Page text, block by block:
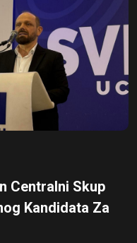
Centralni Skup
Kandidata Za